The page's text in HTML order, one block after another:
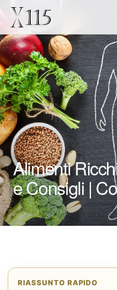
Alimenti
e Consigli |
RIASSUNTO RAPIDO